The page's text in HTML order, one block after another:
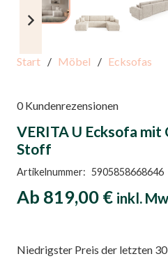
Start / Möbel / Ecksofas
0Kundenrezensionen
VERITA U Ecksofa
Stoff
Artikelnummer: 5905858668646
Ab 819,00 € inkl.
Niedrigster Preis der letzten 30